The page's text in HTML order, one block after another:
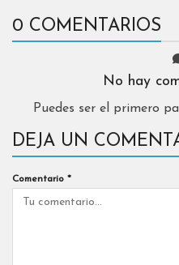
0 COMENTARIOS
No hay
Puedes ser el primero
DEJA UN
Comentario *